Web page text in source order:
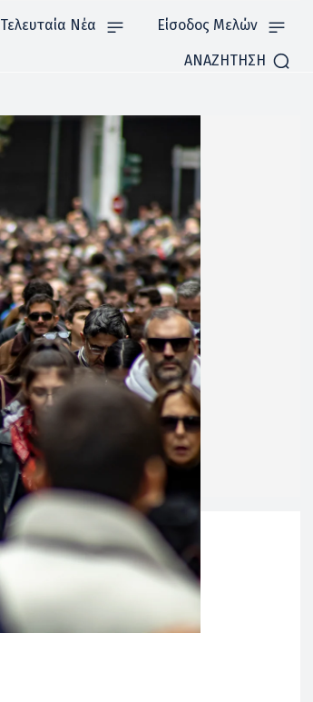
Τελευταία Νέα Είσοδος Μελών
ΑΝΑΖΗΤΗΣΗ